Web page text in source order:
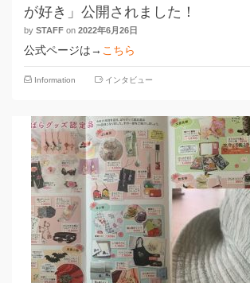
が好き」公開されました！
by STAFF on 2022年6月26日
公式ページは→ こちら
Information インタビュー